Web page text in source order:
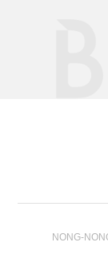
NONG-